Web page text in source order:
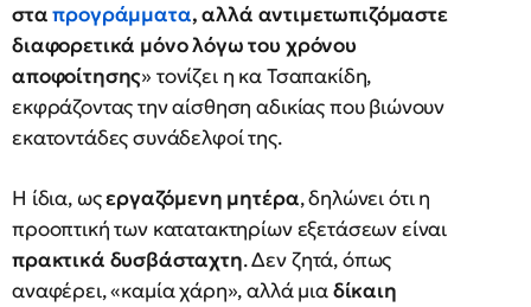
σταπρογράμματα, αλλά αντιμετωπιζόμαστε
διαφορετικά μόνο λόγω του χρόνου
αποφοίτησης» τονίζει η κα Τσαπακίδη,
εκφράζοντας την αίσθηση αδικίας που βιώνουν
εκατοντάδες συνάδελφοί της.
Η ίδια, ωςεργαζόμενη μητέρα, δηλώνει ότι η
προοπτική των κατατακτηρίων εξετάσεων είναι
πρακτικά δυσβάσταχτη. Δεν ζητά, όπως
αναφέρει, «καμία χάρη», αλλά μιαδίκαιη